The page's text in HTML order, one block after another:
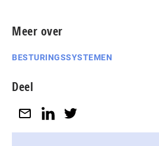
Meer over
BESTURINGSSYSTEMEN
Deel